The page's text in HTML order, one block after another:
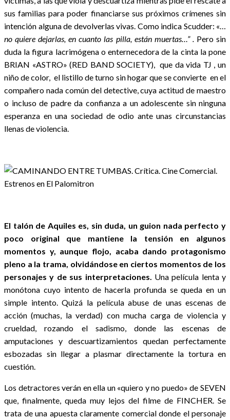
sus familias para poder financiarse sus próximos crímenes sin
intención alguna de devolverlas vivas. Como indica Scudder: «…
no quiere dejarlas, en cuanto las pilla, están muertas…” . Pero sin
duda la figura lacrimógena o enternecedora de la cinta la pone
BRIAN «ASTRO» (RED BAND SOCIETY), que da vida TJ , un
niño de color, el listillo de turno sin hogar que se convierte en el
compañero nada común del detective, cuya actitud de maestro
o incluso de padre da confianza a un adolescente sin ninguna
esperanza en una sociedad de odio ante unas circunstancias
llenas de violencia.
El talón de Aquiles es, sin duda, un guion nada perfecto y
poco original que mantiene la tensión en algunos
momentos y, aunque flojo, acaba dando protagonismo
pleno a la trama, olvidándose en ciertos momentos de los
personajes y de sus interpretaciones. Una película lenta y
monótona cuyo intento de hacerla profunda se queda en un
simple intento. Quizá la película abuse de unas escenas de
acción (muchas, la verdad) con mucha carga de violencia y
crueldad, rozando el sadismo, donde las escenas de
amputaciones y descuartizamientos quedan perfectamente
esbozadas sin llegar a plasmar directamente la tortura en
cuestión.
Los detractores verán en ella un «quiero y no puedo» de SEVEN
que, finalmente, queda muy lejos del filme de FINCHER. Se
trata de una apuesta claramente comercial donde el personaje